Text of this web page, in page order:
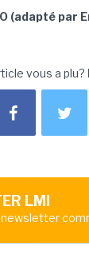
(adapté par
vous a plu?
LMI